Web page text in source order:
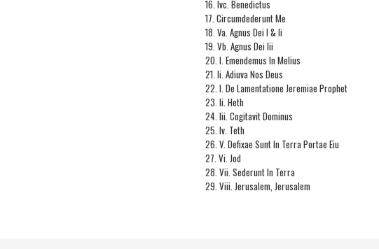
16. Ivc. Benedictus
17. Circumdederunt Me
18. Va. Agnus Dei I & Ii
19. Vb. Agnus Dei Iii
20. I. Emendemus In Melius
21. Ii. Adiuva Nos Deus
22. I. De Lamentatione Jeremiae Prophet
23. Ii. Heth
24. Iii. Cogitavit Dominus
25. Iv. Teth
26. V. Defixae Sunt In Terra Portae Eiu
27. Vi. Jod
28. Vii. Sederunt In Terra
29. Viii. Jerusalem, Jerusalem